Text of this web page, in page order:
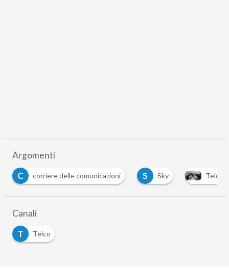
Argomenti
C
corriere delle comunicazioni S Sky
Canali
T
Telco